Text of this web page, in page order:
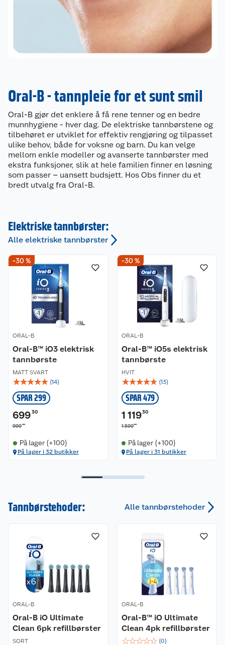
Oral-B - tannpleie for et sunt smil
Oral-B gjør det enklere å få rene tenner og en bedre
munnhygiene - hver dag. De elektriske tannbørstene og
tilbehøret er utviklet for effektiv rengjøring og tilpasset
ulike behov, både for voksne og barn. Du kan velge
mellom enkle modeller og avanserte tannbørster med
ekstra funksjoner, slik at hele familien finner en løsning
som passer – uansett budsjett. Hos Obs finner du et
bredt utvalg fra Oral-B.
Elektriske tannbørster:
Alle elektriske tannbørster
-30 %
ORAL-B
Oral-B™ iO3 elektrisk
tannbørste
MATT SVART
☆☆☆☆☆ (14)
SPAR 299
69930
99900
På lager (+100)
På lager i 32 butikker
-30 %
ORAL-B
Oral-B™ iO5s elektrisk
tannbørste
HVIT
☆☆☆☆☆ (13)
SPAR 479
1 11930
1 59900
På lager (+100)
På lager i 31 butikker
Tannbørstehoder: Alle tannbørstehoder
ORAL-B
Oral-B iO Ultimate
Clean 6pk refillbørster
SORT
ORAL-B
Oral-B™ iO Ultimate
Clean 4pk refillbørster
☆☆☆☆☆ (0)